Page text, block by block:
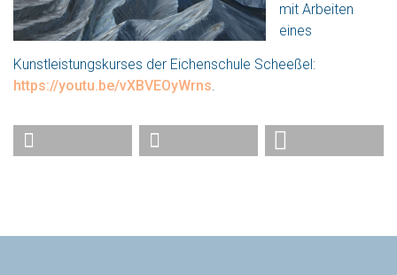
mit Arbeiten
eines
Kunstleistungskurses der Eichenschule Scheeßel:
https://youtu.be/vXBVEOyWrns.